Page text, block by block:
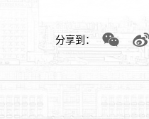
分享到：